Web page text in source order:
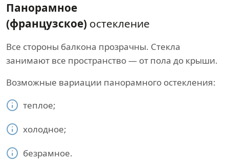
Панорамное
(французское) остекление
Все стороны балкона прозрачны. Стекла
занимают все пространство — от пола до крыши.
Возможные вариации панорамного остекления:
теплое;
холодное;
безрамное.